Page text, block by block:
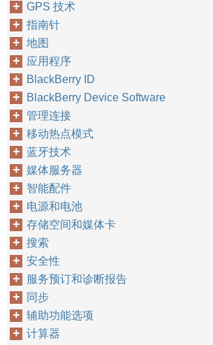
GPS 技术
指南针
地图
应用程序
BlackBerry ID
BlackBerry Device Software
管理连接
移动热点模式
蓝牙技术
媒体服务器
智能配件
电源和电池
存储空间和媒体卡
搜索
安全性
服务预订和诊断报告
同步
辅助功能选项
计算器